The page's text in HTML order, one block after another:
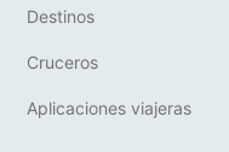
Destinos
Cruceros
Aplicaciones viajeras